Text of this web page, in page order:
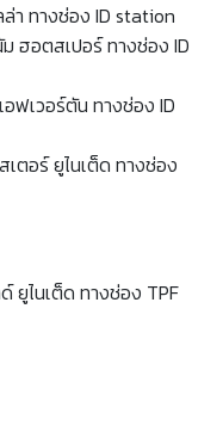
า ทางช่อง ID station
ฮอตสเปอร์ ทางช่อง ID
ฟเวอร์ตัน ทางช่อง ID
ตอร์ ยูไนเต็ด ทางช่อง
ยูไนเต็ด ทางช่อง TPF